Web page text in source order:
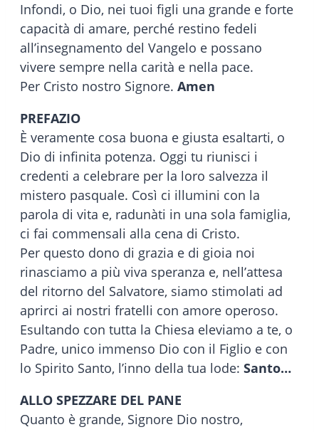
Infondi, o Dio, nei tuoi figli una grande e forte
capacità di amare, perché restino fedeli
all’insegnamento del Vangelo e possano
vivere sempre nella carità e nella pace.
Per Cristo nostro Signore. Amen
PREFAZIO
È veramente cosa buona e giusta esaltarti, o
Dio di infinita potenza. Oggi tu riunisci i
credenti a celebrare per la loro salvezza il
mistero pasquale. Così ci illumini con la
parola di vita e, radunàti in una sola famiglia,
ci fai commensali alla cena di Cristo.
Per questo dono di grazia e di gioia noi
rinasciamo a più viva speranza e, nell’attesa
del ritorno del Salvatore, siamo stimolati ad
aprirci ai nostri fratelli con amore operoso.
Esultando con tutta la Chiesa eleviamo a te, o
Padre, unico immenso Dio con il Figlio e con
lo Spirito Santo, l’inno della tua lode: Santo…
ALLO SPEZZARE DEL PANE
Quanto è grande, Signore Dio nostro,